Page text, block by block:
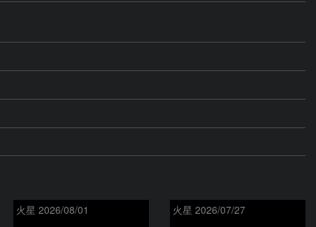
火星 2026/08/01 火星 2026/07/27